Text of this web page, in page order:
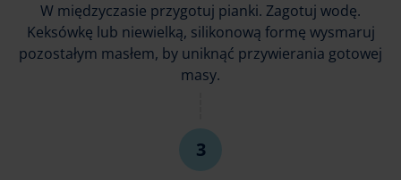
W międzyczasie przygotuj pianki. Zagotuj wodę.
Keksówkę lub niewielką, silikonową formę wysmaruj
pozostałym masłem, by uniknąć przywierania gotowej
masy.